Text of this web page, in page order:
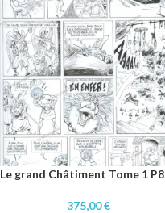
Le grand Châtiment Tome 1 P8
375,00€